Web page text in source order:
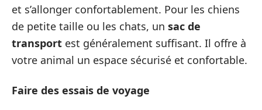
et s’allonger confortablement. Pour les chiens
de petite taille ou les chats, un sac de
transport est généralement suffisant. Il offre à
votre animal un espace sécurisé et confortable.
Faire des essais de voyage